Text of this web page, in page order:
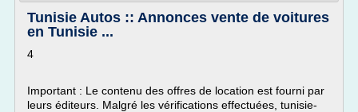
Tunisie Autos :: Annonces vente de voitures
en Tunisie ...
4
Important : Le contenu des offres de location est fourni par
leurs éditeurs. Malgré les vérifications effectuées, tunisie-